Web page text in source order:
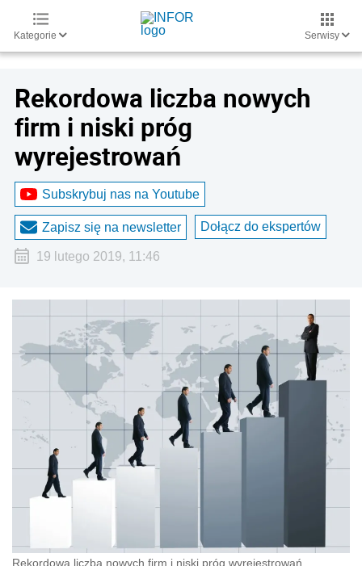
Kategorie Serwisy
Rekordowa liczba nowych
firm i niski próg
wyrejestrowań
Subskrybuj nas na Youtube
Zapisz się na newsletter Dołącz do ekspertów
19 lutego 2019, 11:46
Rekordowa liczba nowych firm i niski próg wyrejestrowań